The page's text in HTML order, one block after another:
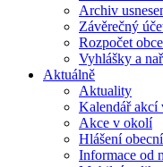
Archiv
Závěrečný
Rozpočet obce
Vyhlášky a
Aktuálně
Aktuality
Kalendář akcí
Akce v okolí
Hlášení
Informace od